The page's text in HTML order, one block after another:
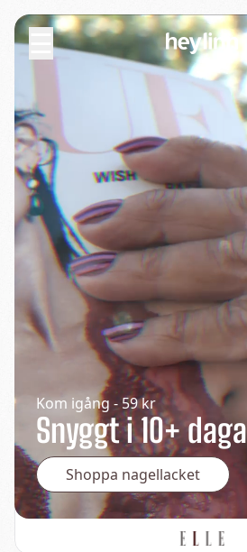
Kom igång - 59 kr
Snyggt i 10+
Shoppa nagellacket